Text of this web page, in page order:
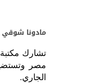
مادونا شوقي
الجاري.